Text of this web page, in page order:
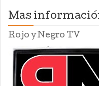
Mas
Rojo y Negro TV